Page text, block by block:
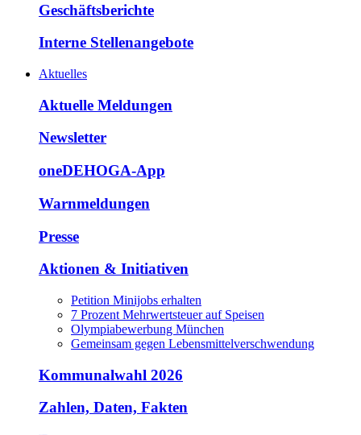
Geschäftsberichte
Interne Stellenangebote
Aktuelles
Aktuelle Meldungen
Newsletter
oneDEHOGA-App
Warnmeldungen
Presse
Aktionen & Initiativen
Petition Minijobs erhalten
7 Prozent Mehrwertsteuer auf Speisen
Olympiabewerbung München
Gemeinsam gegen Lebensmittelverschwendung
Kommunalwahl 2026
Zahlen, Daten, Fakten